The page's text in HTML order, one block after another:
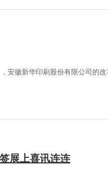
安徽新华印刷股份有限公司的
展上喜讯连连